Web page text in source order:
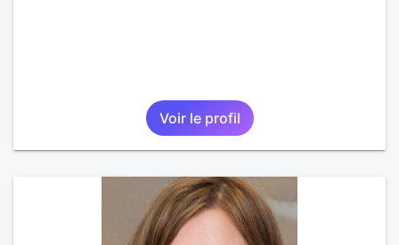
Voir le profil